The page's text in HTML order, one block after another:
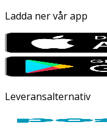
Ladda ner vår app
Leveransalternativ